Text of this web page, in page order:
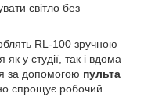
світло без
RL-100 зручною
у студії, так і вдома
за допомогою пульта
спрощує робочий